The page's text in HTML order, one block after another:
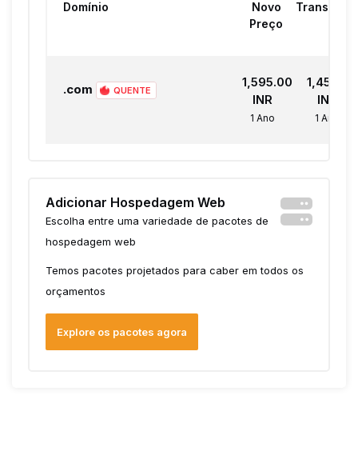
Domínio
Novo
Preço
Transferir
.com QUENTE
₹1,595.00
INR
1 Ano
₹1,450.00
INR
1 Ano
Adicionar Hospedagem Web
Escolha entre uma variedade de pacotes de
hospedagem web
Temos pacotes projetados para caber em todos os
orçamentos
Explore os pacotes agora